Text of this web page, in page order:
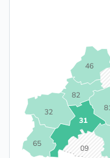
09
31
32
46
65
82